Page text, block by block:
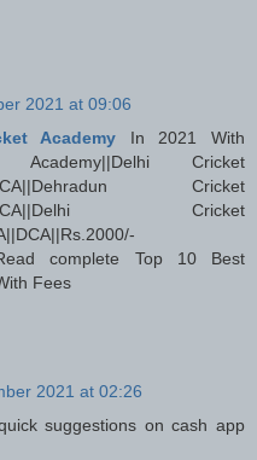
2021 at 09:06
Academy In 2021 With
Academy||Delhi Cricket
Cricket
||3||DCA||Delhi Cricket
complete Top 10 Best
Fees
2021 at 02:26
suggestions on cash app